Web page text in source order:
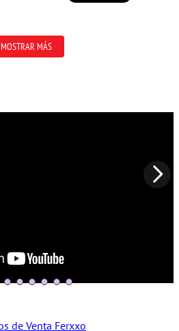
MOSTRAR MÁS